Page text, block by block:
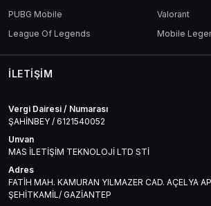
PUBG Mobile
Valorant
League Of Legends
Mobile
İLETIŞIM
Vergi Dairesi / Numarası
ŞAHİNBEY / 6121540052
Unvan
MAS İLETİŞİM TEKNOLOJİ LTD STİ
Adres
FATİH MAH. KAMURAN YILMAZER CAD. AÇELYA
ŞEHİTKAMİL/ GAZİANTEP